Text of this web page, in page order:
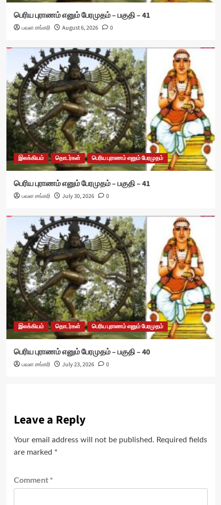
பெரிய புராணம் எனும் பேரமுதம் – பகுதி – 41
பவள சங்கரி August 6, 2026 0
இலக்கியம் தொடர்கள் பெரிய புராணம் எனும் பேரமுதம்
பெரிய புராணம் எனும் பேரமுதம் – பகுதி – 41
பவள சங்கரி July 30, 2026 0
இலக்கியம் தொடர்கள் பெரிய புராணம் எனும் பேரமுதம்
பெரிய புராணம் எனும் பேரமுதம் – பகுதி – 40
பவள சங்கரி July 23, 2026 0
Leave a Reply
Your email address will not be published. Required fields
are marked *
Comment *